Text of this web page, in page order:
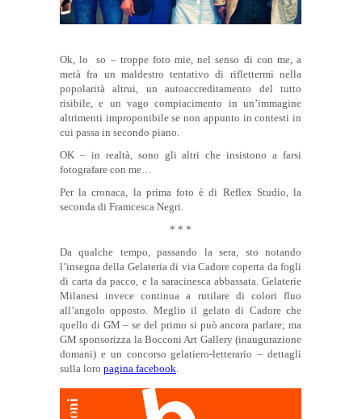
Ok, lo so – troppe foto mie, nel senso di con me, a
metà fra un maldestro tentativo di riflettermi nella
popolarità altrui, un autoaccreditamento del tutto
risibile, e un vago compiacimento in un’immagine
altrimenti improponibile se non appunto in contesti in
cui passa in secondo piano.
OK – in realtà, sono gli altri che insistono a farsi
fotografare con me…
Per la cronaca, la prima foto è di Reflex Studio, la
seconda di Framcesca Negri.
* * *
Da qualche tempo, passando la sera, sto notando
l’insegna della Gelateria di via Cadore coperta da fogli
di carta da pacco, e la saracinesca abbassata. Gelaterie
Milanesi invece continua a rutilare di colori fluo
all’angolo opposto. Meglio il gelato di Cadore che
quello di GM – se del primo si può ancora parlare; ma
GM sponsorizza la Bocconi Art Gallery (inaugurazione
domani) e un concorso gelatiero-letterario – dettagli
sulla loro pagina facebook